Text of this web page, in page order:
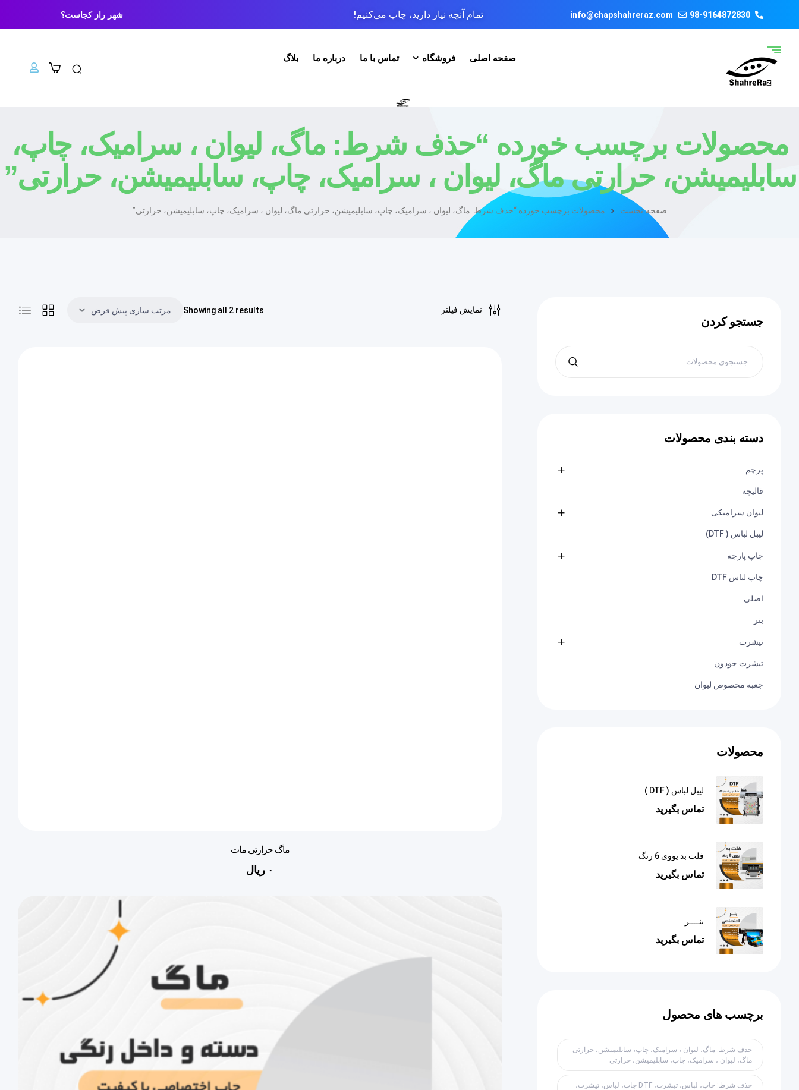
98-9164872830
info@chapshahreraz.com تمام آنچه نیاز دارید، چاپ می‌کنیم! شهر راز کجاست؟
صفحه اصلی فروشگاه تماس با ما درباره ما بلاگ
محصولات برچسب خورده “حذف شرط: ماگ، لیوان ، سرامیک، چاپ،
سابلیمیشن، حرارتی ماگ، لیوان ، سرامیک، چاپ، سابلیمیشن، حرارتی”
صفحه نخست محصولات برچسب خورده “حذف شرط: ماگ، لیوان ، سرامیک، چاپ، سابلیمیشن، حرارتی ماگ، لیوان ، سرامیک، چاپ، سابلیمیشن، حرارتی”
نمایش فیلتر Showing all 2 results مرتب سازی پیش فرض
ماگ حرارتی مات
۰ ریال
جستجو کردن
دسته بندی محصولات
پرچم
قالیچه
لیوان سرامیکی
لیبل لباس ( DTF)
چاپ پارچه
چاپ لباس DTF
اصلی
بنر
تیشرت
تیشرت جودون
جعبه مخصوص لیوان
محصولات
لیبل لباس ( DTF )
تماس بگیرید
فلت بد یووی 6 رنگ
تماس بگیرید
بنــــر
تماس بگیرید
برچسب های محصول
حذف شرط: ماگ، لیوان ، سرامیک، چاپ، سابلیمیشن، حرارتی
ماگ، لیوان ، سرامیک، چاپ، سابلیمیشن، حرارتی
حذف شرط: چاپ، لباس، تیشرت، DTF چاپ، لباس، تیشرت،